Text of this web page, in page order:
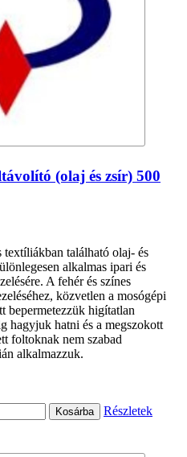
(olaj és zsír) 500
textíliákban található olaj- és
alkalmas ipari és
A fehér és színes
közvetlen a mosógépi
bepermetezzük higítatlan
hagyjuk hatni és a megszokott
foltoknak nem szabad
alkalmazzuk.
Részletek